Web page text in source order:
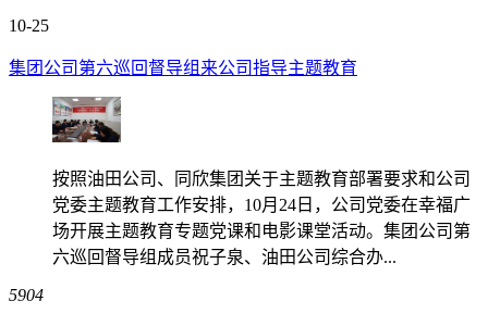
10-25
集团公司第六巡回督导组来公司指导主题教育
按照油田公司、同欣集团关于主题教育部署要求和公司
党委主题教育工作安排，10月24日，公司党委在幸福广
场开展主题教育专题党课和电影课堂活动。集团公司第
六巡回督导组成员祝子泉、油田公司综合办...
5904